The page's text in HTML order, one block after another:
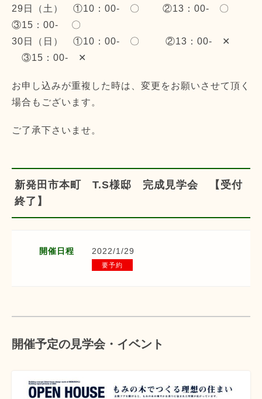
29日（土） ①10：00- 〇 ②13：00- 〇
③15：00- 〇
30日（日） ①10：00- 〇 ②13：00- ✕
③15：00- ✕
お申し込みが重複した時は、変更をお願いさせて頂く
場合もございます。
ご了承下さいませ。
新発田市本町 T.S様邸 完成見学会 【受付
終了】
開催日程 2022/1/29
要予約
開催予定の見学会・イベント